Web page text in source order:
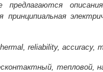
reliability, accuracy,
тепловой,